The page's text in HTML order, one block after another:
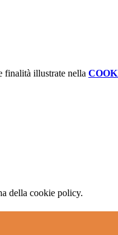
finalità illustrate nella
della cookie policy.